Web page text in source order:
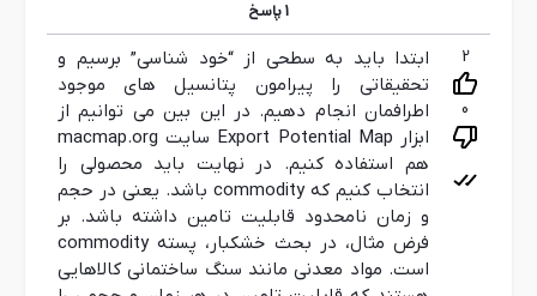
1پاسخ
2
0
ابتدا باید به سطحی از “خود شناسی” برسیم و
تحقیقاتی را پیرامون پتانسیل های موجود
اطرافمان انجام دهیم. در این بین می توانیم از
ابزار Export Potential Map سایت macmap.org
هم استفاده کنیم. در نهایت باید محصولی را
انتخاب کنیم که commodity باشد. یعنی در حجم
و زمان نامحدود قابلیت تامین داشته باشد. بر
فرض مثال، در بحث خشکبار، پسته commodity
است. مواد معدنی مانند سنگ ساختمانی کالاهایی